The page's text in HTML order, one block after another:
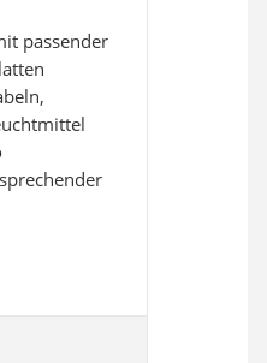
passender